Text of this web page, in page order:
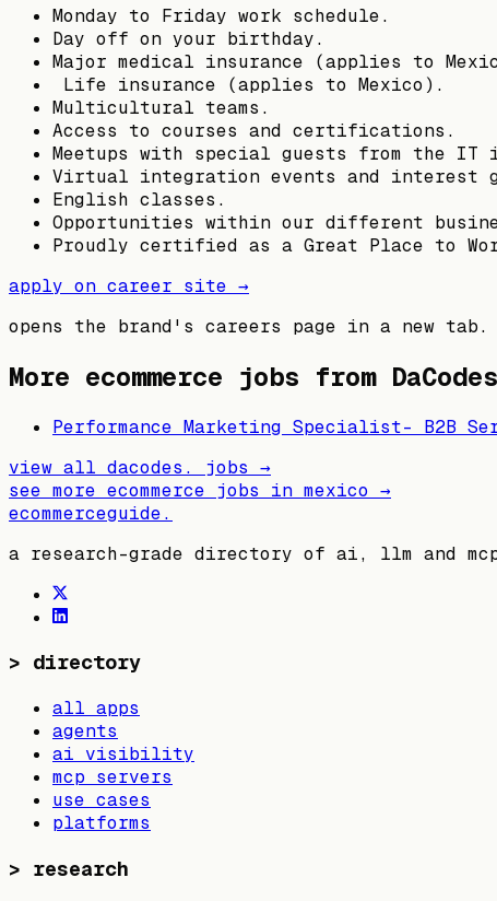
Monday to Friday work schedule.
Day off on your birthday.
Major medical insurance (applies to
️ Life insurance (applies to Mexico).
Multicultural teams.
Access to courses and certifications.
Meetups with special guests from the IT
Virtual integration events and interest
English classes.
Opportunities within our different
Proudly certified as a Great Place to
apply on career site →
opens the brand's careers page in a new tab.
More ecommerce jobs from
Performance Marketing Specialist- B2B
view all dacodes.
jobs →
see more ecommerce jobs in mexico →
ecommerceguide.
a research-grade directory of ai, llm and
> directory
all apps
agents
ai visibility
mcp servers
use cases
platforms
> research